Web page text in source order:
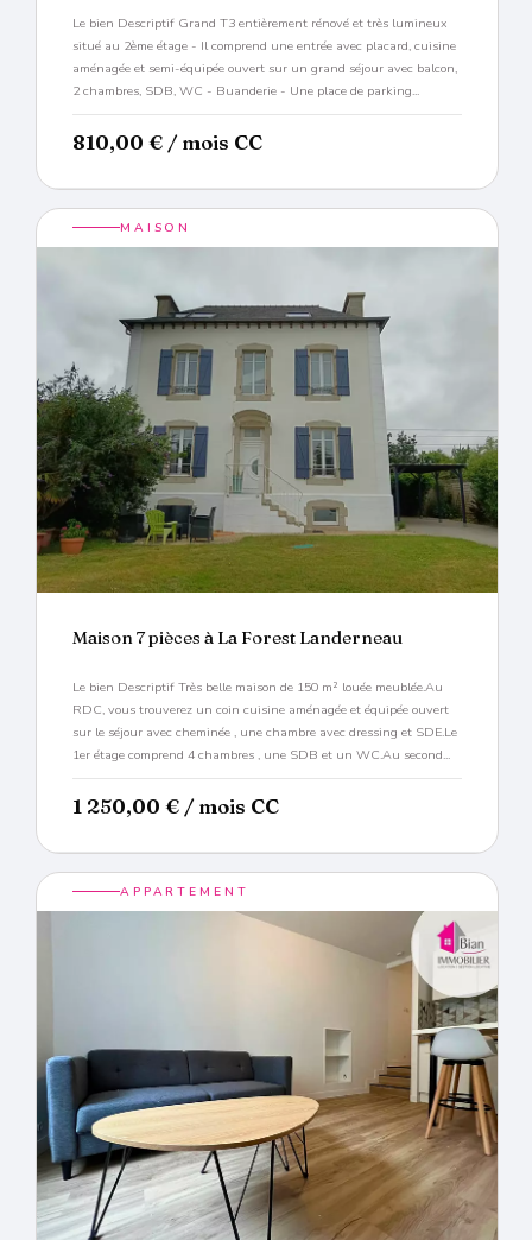
Le bien Descriptif Grand T3 entièrement rénové et très lumineux
situé au 2ème étage - Il comprend une entrée avec placard, cuisine
aménagée et semi-équipée ouvert sur un grand séjour avec balcon,
2 chambres, SDB, WC - Buanderie - Une place de parking...
810,00 € / mois CC
MAISON
Maison 7 pièces à La Forest Landerneau
Le bien Descriptif Très belle maison de 150 m² louée meublée.Au
RDC, vous trouverez un coin cuisine aménagée et équipée ouvert
sur le séjour avec cheminée , une chambre avec dressing et SDE.Le
1er étage comprend 4 chambres , une SDB et un WC.Au second...
1 250,00 € / mois CC
APPARTEMENT